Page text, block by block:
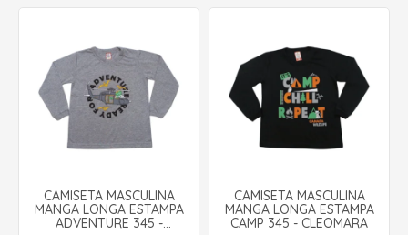
CAMISETA MASCULINA
MANGA LONGA ESTAMPA
ADVENTURE 345 -
CAMISETA MASCULINA
MANGA LONGA ESTAMPA
CAMP 345 - CLEOMARA